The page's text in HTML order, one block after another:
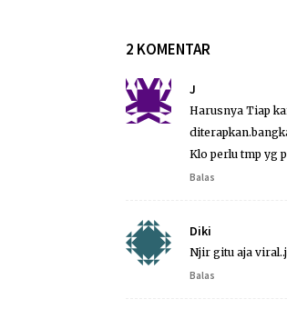
2 KOMENTAR
J
Harusnya Tiap
Klo perlu tmp yg
Balas
Diki
Njir gitu aja
Balas